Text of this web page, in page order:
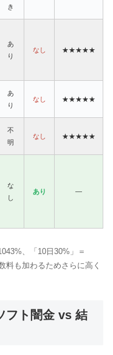
き
あ
り
なし ★★★★★
あ
り
なし ★★★★★
不
明
なし ★★★★★
な
し
あり —
、「10日30%」＝
料も加わるためさらに高く
フト闇金 vs 結